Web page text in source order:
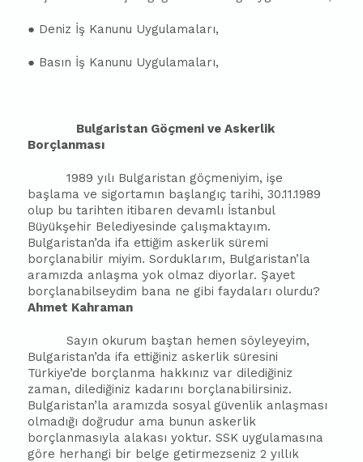
● Deniz İş Kanunu Uygulamaları,
● Basın İş Kanunu Uygulamaları,
Bulgaristan Göçmeni ve Askerlik
Borçlanması
1989 yılı Bulgaristan göçmeniyim, işe
başlama ve sigortamın başlangıç tarihi, 30.11.1989
olup bu tarihten itibaren devamlı İstanbul
Büyükşehir Belediyesinde çalışmaktayım.
Bulgaristan’da ifa ettiğim askerlik süremi
borçlanabilir miyim. Sorduklarım, Bulgaristan’la
aramızda anlaşma yok olmaz diyorlar. Şayet
borçlanabilseydim bana ne gibi faydaları olurdu?
Ahmet Kahraman
Sayın okurum baştan hemen söyleyeyim,
Bulgaristan’da ifa ettiğiniz askerlik süresini
Türkiye’de borçlanma hakkınız var dilediğiniz
zaman, dilediğiniz kadarını borçlanabilirsiniz.
Bulgaristan’la aramızda sosyal güvenlik anlaşması
olmadığı doğrudur ama bunun askerlik
borçlanmasıyla alakası yoktur. SSK uygulamasına
göre herhangi bir belge getirmezseniz 2 yıllık